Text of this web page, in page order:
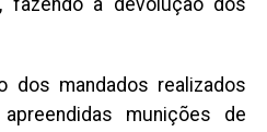
fazendo a devolução dos
dos mandados realizados
munições de